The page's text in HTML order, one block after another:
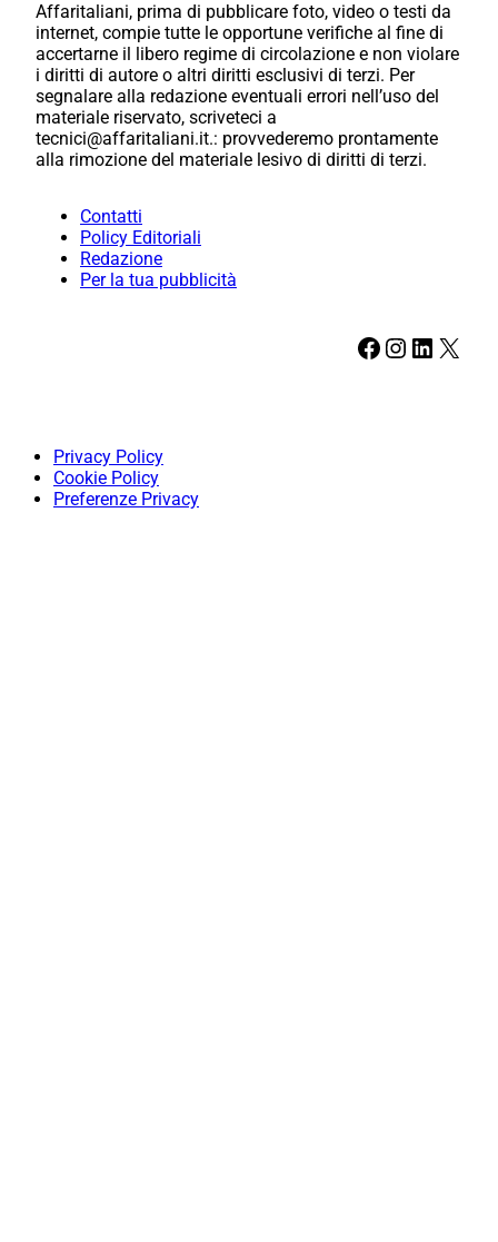
Affaritaliani, prima di pubblicare foto, video o testi da
internet, compie tutte le opportune verifiche al fine di
accertarne il libero regime di circolazione e non violare
i diritti di autore o altri diritti esclusivi di terzi. Per
segnalare alla redazione eventuali errori nell’uso del
materiale riservato, scriveteci a
tecnici@affaritaliani.it.: provvederemo prontamente
alla rimozione del materiale lesivo di diritti di terzi.
Contatti
Policy Editoriali
Redazione
Per la tua pubblicità
Facebook Instagram LinkedIn X
Privacy Policy
Cookie Policy
Preferenze Privacy